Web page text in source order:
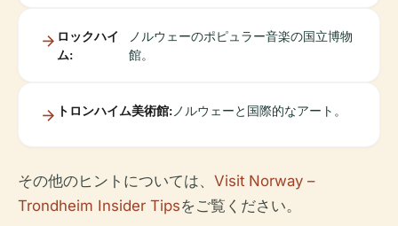
ロックハイ
ム:
ノルウェーのポピュラー音楽の国立博物
館。
トロンハイム美術館: ノルウェーと国際的なアート。
その他のヒントについては、 Visit Norway –
Trondheim Insider Tipsをご覧ください。